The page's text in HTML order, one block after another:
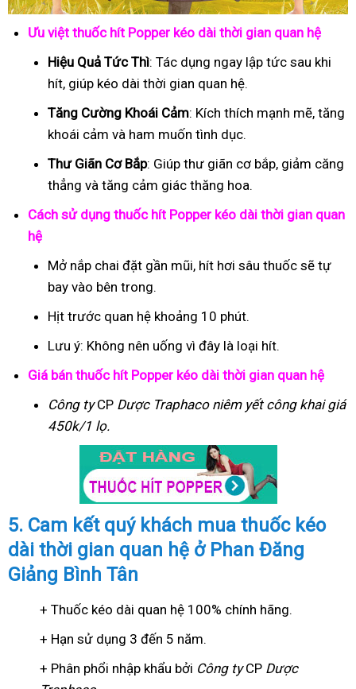
Ưu việt thuốc hít Popper kéo dài thời gian quan hệ
Hiệu Quả Tức Thì: Tác dụng ngay lập tức sau khi
hít, giúp kéo dài thời gian quan hệ.
Tăng Cường Khoái Cảm: Kích thích mạnh mẽ, tăng
khoái cảm và ham muốn tình dục.
Thư Giãn Cơ Bắp: Giúp thư giãn cơ bắp, giảm căng
thẳng và tăng cảm giác thăng hoa.
Cách sử dụng thuốc hít Popper kéo dài thời gian quan
hệ
Mở nắp chai đặt gần mũi, hít hơi sâu thuốc sẽ tự
bay vào bên trong.
Hịt trước quan hệ khoảng 10 phút.
Lưu ý: Không nên uống vì đây là loại hít.
Giá bán thuốc hít Popper kéo dài thời gian quan hệ
Công tyCP Dược Traphaconiêm yết công khai giá
450k/1 lọ.
5. Cam kết quý khách mua thuốc kéo
dài thời gian quan hệ ở Phan Đăng
Giảng Bình Tân
+ Thuốc kéo dài quan hệ 100% chính hãng.
+ Hạn sử dụng 3 đến 5 năm.
+ Phân phổi nhập khẩu bởi Công tyCP Dược